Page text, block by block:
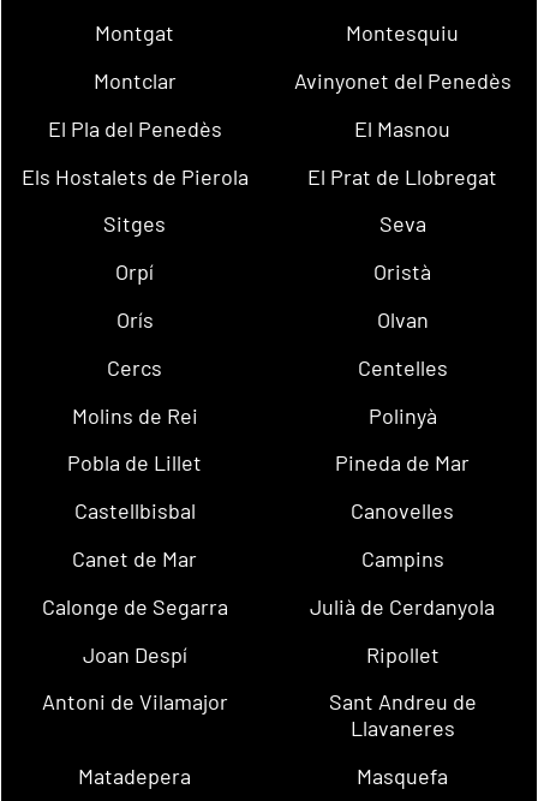
Montgat
Montesquiu
Montclar
Avinyonet del Penedès
El Pla del Penedès
El Masnou
Els Hostalets de Pierola
El Prat de Llobregat
Sitges
Seva
Orpí
Oristà
Orís
Olvan
Cercs
Centelles
Molins de Rei
Polinyà
Pobla de Lillet
Pineda de Mar
Castellbisbal
Canovelles
Canet de Mar
Campins
Calonge de Segarra
Julià de Cerdanyola
Joan Despí
Ripollet
Antoni de Vilamajor
Sant Andreu de
Llavaneres
Matadepera
Masquefa